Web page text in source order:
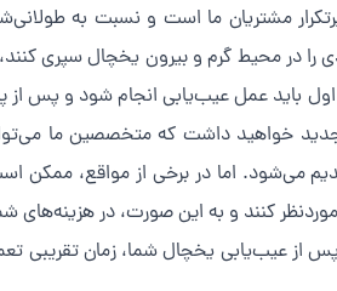
مشتریان ما است و نسبت به
را در محیط گرم و بیرون یخچال سپری
اول باید عمل عیب‌یابی انجام شود و
خواهید داشت که متخصصین ما
می‌شود. اما در برخی از مواقع،
کنند و به این صورت، در
عیب‌یابی یخچال شما، زمان تقریبی